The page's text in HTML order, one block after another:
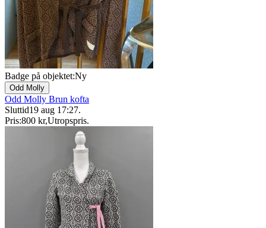
Badge på objektet:Ny
Odd Molly
Odd Molly Brun kofta
Sluttid19 aug 17:27.
Pris:800 kr,Utropspris.